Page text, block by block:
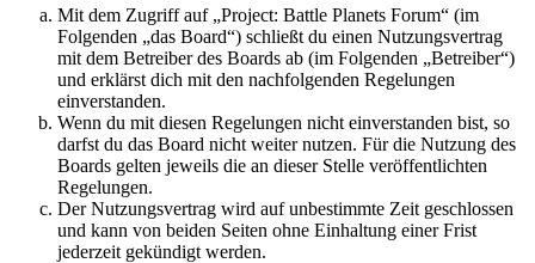
Mit dem Zugriff auf „Project: Battle Planets Forum“ (im
Folgenden „das Board“) schließt du einen Nutzungsvertrag
mit dem Betreiber des Boards ab (im Folgenden „Betreiber“)
und erklärst dich mit den nachfolgenden Regelungen
einverstanden.
Wenn du mit diesen Regelungen nicht einverstanden bist, so
darfst du das Board nicht weiter nutzen. Für die Nutzung des
Boards gelten jeweils die an dieser Stelle veröffentlichten
Regelungen.
Der Nutzungsvertrag wird auf unbestimmte Zeit geschlossen
und kann von beiden Seiten ohne Einhaltung einer Frist
jederzeit gekündigt werden.